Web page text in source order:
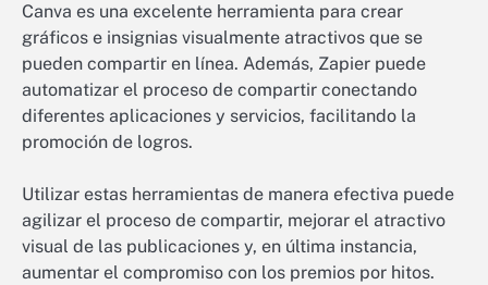
Canva es una excelente herramienta para crear
gráficos e insignias visualmente atractivos que se
pueden compartir en línea. Además, Zapier puede
automatizar el proceso de compartir conectando
diferentes aplicaciones y servicios, facilitando la
promoción de logros.
Utilizar estas herramientas de manera efectiva puede
agilizar el proceso de compartir, mejorar el atractivo
visual de las publicaciones y, en última instancia,
aumentar el compromiso con los premios por hitos.